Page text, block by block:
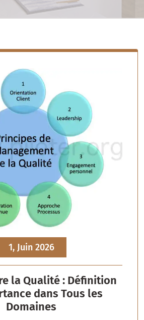
1, Juin 2026
la Qualité : Définition
dans Tous les
Domaines